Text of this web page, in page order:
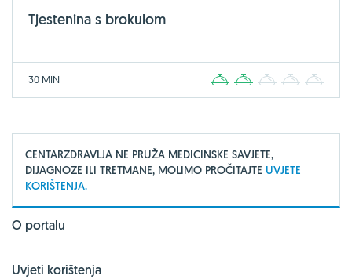
Tjestenina s brokulom
30 MIN 2 3 4
CENTARZDRAVLJA NE PRUŽA MEDICINSKE SAVJETE,
DIJAGNOZE ILI TRETMANE, MOLIMO PROČITAJTE UVJETE
KORIŠTENJA.
O portalu
Uvjeti korištenja